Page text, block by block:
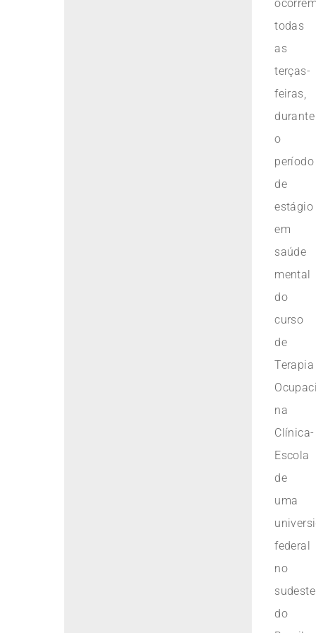
todas
as
terças-
feiras,
durante
o
período
de
estágio
em
saúde
mental
do
curso
de
Terapia
na
Clínica-
Escola
de
uma
federal
no
sudeste
do